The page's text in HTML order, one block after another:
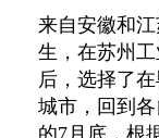
来自安徽和
生，在苏州
后，选择了
城市，回到